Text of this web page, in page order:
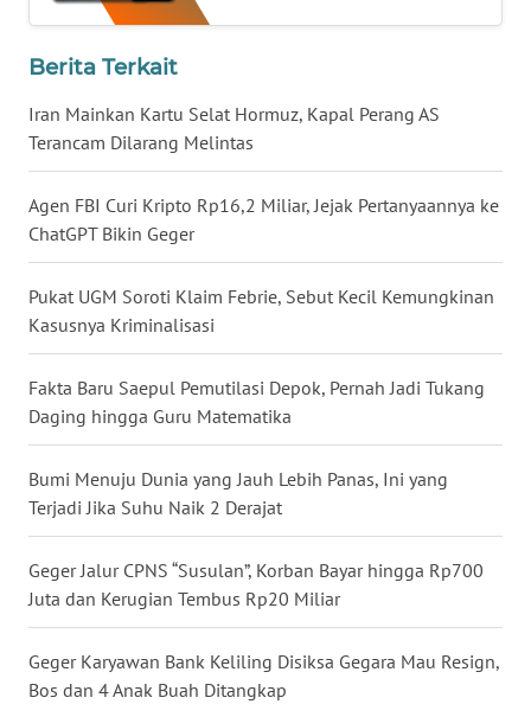
Berita Terkait
Iran Mainkan Kartu Selat Hormuz, Kapal Perang AS
Terancam Dilarang Melintas
Agen FBI Curi Kripto Rp16,2 Miliar, Jejak Pertanyaannya ke
ChatGPT Bikin Geger
Pukat UGM Soroti Klaim Febrie, Sebut Kecil Kemungkinan
Kasusnya Kriminalisasi
Fakta Baru Saepul Pemutilasi Depok, Pernah Jadi Tukang
Daging hingga Guru Matematika
Bumi Menuju Dunia yang Jauh Lebih Panas, Ini yang
Terjadi Jika Suhu Naik 2 Derajat
Geger Jalur CPNS “Susulan”, Korban Bayar hingga Rp700
Juta dan Kerugian Tembus Rp20 Miliar
Geger Karyawan Bank Keliling Disiksa Gegara Mau Resign,
Bos dan 4 Anak Buah Ditangkap
WN
KALTENG
WN
KALTARA
WN
KALSEL
WN
KALTIM
WN
SULSEL
WN
GORONTALO
SULUT
MALUKU